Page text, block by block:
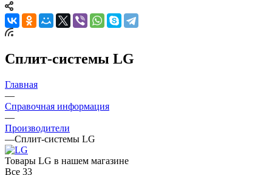
Сплит-системы LG
Главная
—
Справочная информация
—
Производители
—Сплит-системы LG
Товары LG в нашем магазине
Все 33